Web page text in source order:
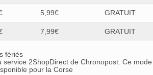
5,99€ GRATUIT
7,99€ GRATUIT
fériés
service 2ShopDirect de Chronopost. Ce mode
pour la Corse